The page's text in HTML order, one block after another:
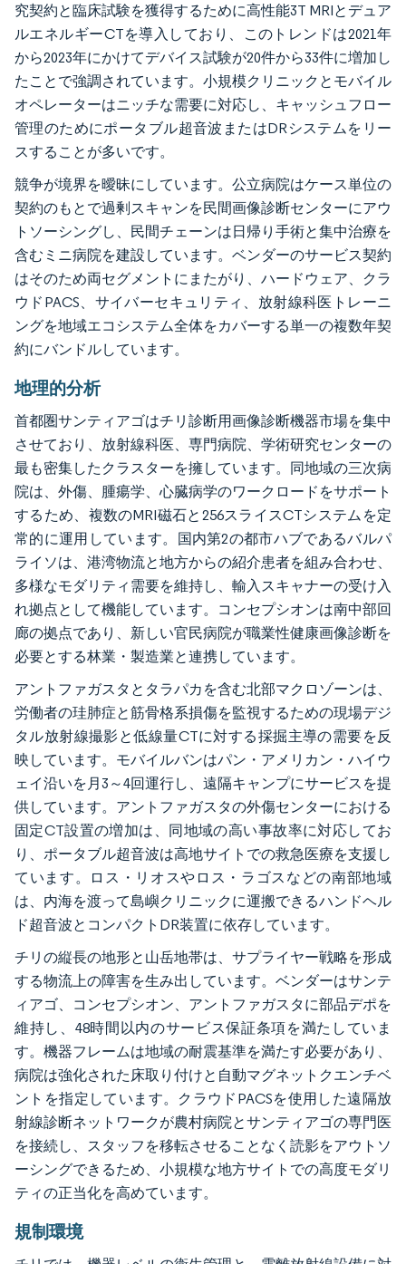
究契約と臨床試験を獲得するために高性能3T MRIとデュア
ルエネルギーCTを導入しており、このトレンドは2021年
から2023年にかけてデバイス試験が20件から33件に増加し
たことで強調されています。小規模クリニックとモバイル
オペレーターはニッチな需要に対応し、キャッシュフロー
管理のためにポータブル超音波またはDRシステムをリー
スすることが多いです。
競争が境界を曖昧にしています。公立病院はケース単位の
契約のもとで過剰スキャンを民間画像診断センターにアウ
トソーシングし、民間チェーンは日帰り手術と集中治療を
含むミニ病院を建設しています。ベンダーのサービス契約
はそのため両セグメントにまたがり、ハードウェア、クラ
ウドPACS、サイバーセキュリティ、放射線科医トレーニ
ングを地域エコシステム全体をカバーする単一の複数年契
約にバンドルしています。
地理的分析
首都圏サンティアゴはチリ診断用画像診断機器市場を集中
させており、放射線科医、専門病院、学術研究センターの
最も密集したクラスターを擁しています。同地域の三次病
院は、外傷、腫瘍学、心臓病学のワークロードをサポート
するため、複数のMRI磁石と256スライスCTシステムを定
常的に運用しています。国内第2の都市ハブであるバルパ
ライソは、港湾物流と地方からの紹介患者を組み合わせ、
多様なモダリティ需要を維持し、輸入スキャナーの受け入
れ拠点として機能しています。コンセプシオンは南中部回
廊の拠点であり、新しい官民病院が職業性健康画像診断を
必要とする林業・製造業と連携しています。
アントファガスタとタラパカを含む北部マクロゾーンは、
労働者の珪肺症と筋骨格系損傷を監視するための現場デジ
タル放射線撮影と低線量CTに対する採掘主導の需要を反
映しています。モバイルバンはパン・アメリカン・ハイウ
ェイ沿いを月3～4回運行し、遠隔キャンプにサービスを提
供しています。アントファガスタの外傷センターにおける
固定CT設置の増加は、同地域の高い事故率に対応してお
り、ポータブル超音波は高地サイトでの救急医療を支援し
ています。ロス・リオスやロス・ラゴスなどの南部地域
は、内海を渡って島嶼クリニックに運搬できるハンドヘル
ド超音波とコンパクトDR装置に依存しています。
チリの縦長の地形と山岳地帯は、サプライヤー戦略を形成
する物流上の障害を生み出しています。ベンダーはサンテ
ィアゴ、コンセプシオン、アントファガスタに部品デポを
維持し、48時間以内のサービス保証条項を満たしていま
す。機器フレームは地域の耐震基準を満たす必要があり、
病院は強化された床取り付けと自動マグネットクエンチベ
ントを指定しています。クラウドPACSを使用した遠隔放
射線診断ネットワークが農村病院とサンティアゴの専門医
を接続し、スタッフを移転させることなく読影をアウトソ
ーシングできるため、小規模な地方サイトでの高度モダリ
ティの正当化を高めています。
規制環境